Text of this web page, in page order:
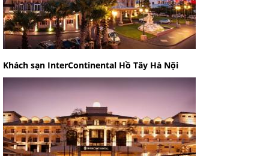
Khách sạn InterContinental Hồ Tây Hà Nội